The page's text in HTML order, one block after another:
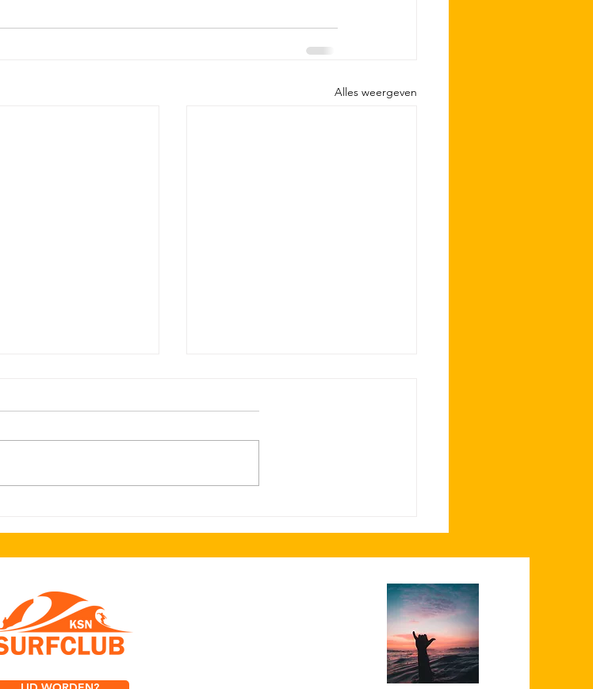
Alles weergeven